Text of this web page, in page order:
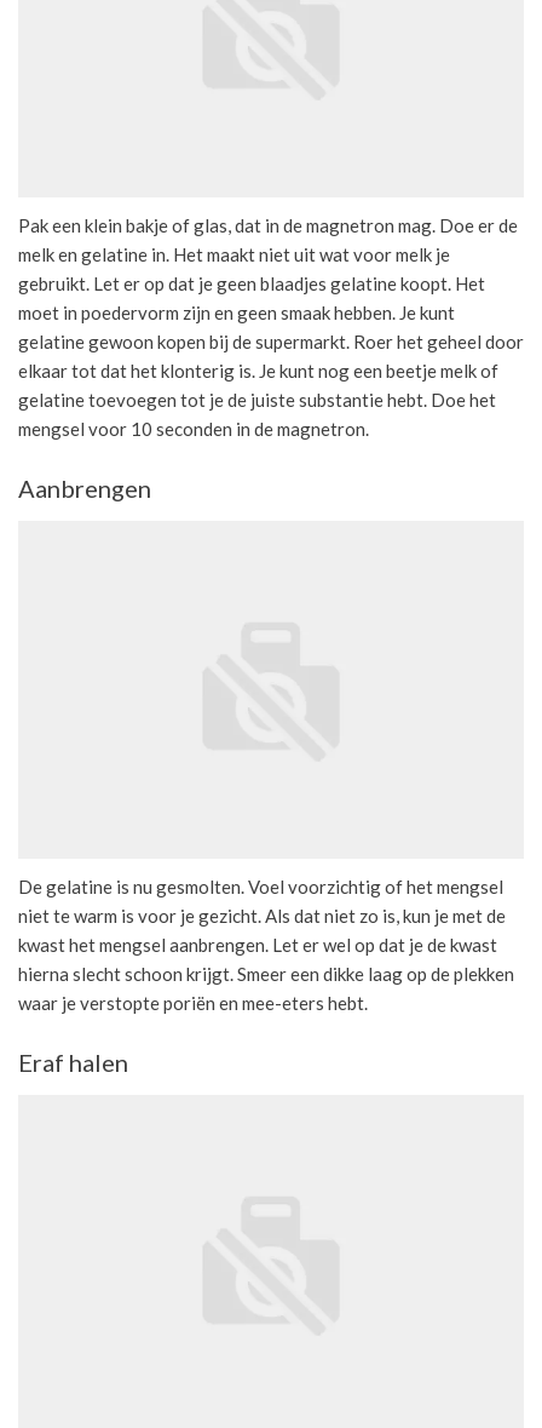
Pak een klein bakje of glas, dat in de magnetron mag. Doe er de
melk en gelatine in. Het maakt niet uit wat voor melk je
gebruikt. Let er op dat je geen blaadjes gelatine koopt. Het
moet in poedervorm zijn en geen smaak hebben. Je kunt
gelatine gewoon kopen bij de supermarkt. Roer het geheel door
elkaar tot dat het klonterig is. Je kunt nog een beetje melk of
gelatine toevoegen tot je de juiste substantie hebt. Doe het
mengsel voor 10 seconden in de magnetron.
Aanbrengen
De gelatine is nu gesmolten. Voel voorzichtig of het mengsel
niet te warm is voor je gezicht. Als dat niet zo is, kun je met de
kwast het mengsel aanbrengen. Let er wel op dat je de kwast
hierna slecht schoon krijgt. Smeer een dikke laag op de plekken
waar je verstopte poriën en mee-eters hebt.
Eraf halen